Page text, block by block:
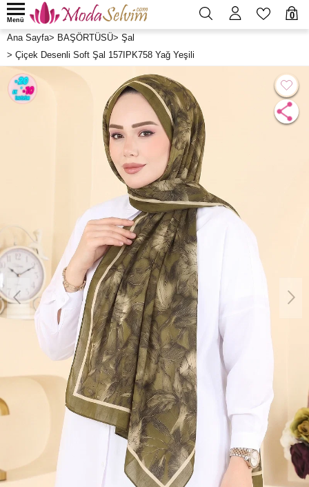
0
Menü
Ana Sayfa> BAŞÖRTÜSÜ> Şal
> Çiçek Desenli Soft Şal 157IPK758 Yağ Yeşili